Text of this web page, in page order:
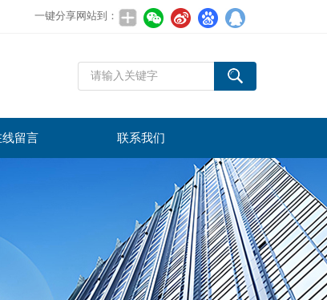
一键分享网站到：
线留言 联系我们